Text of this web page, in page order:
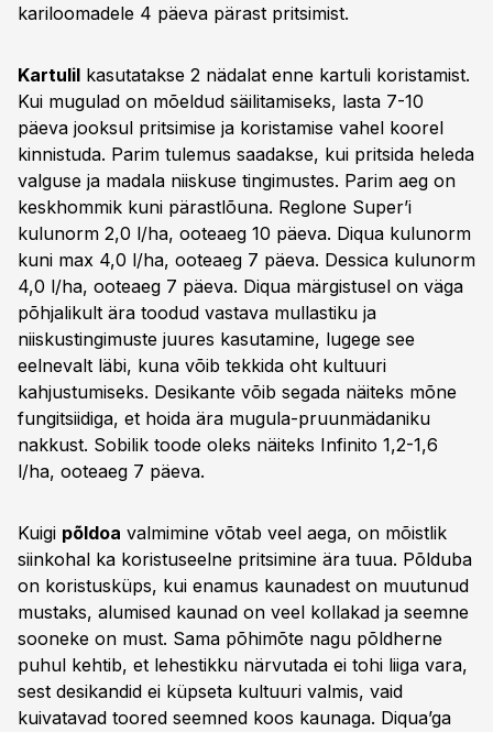
kariloomadele 4 päeva pärast pritsimist.
Kartulil kasutatakse 2 nädalat enne kartuli koristamist.
Kui mugulad on mõeldud säilitamiseks, lasta 7-10
päeva jooksul pritsimise ja koristamise vahel koorel
kinnistuda. Parim tulemus saadakse, kui pritsida heleda
valguse ja madala niiskuse tingimustes. Parim aeg on
keskhommik kuni pärastlõuna. Reglone Super’i
kulunorm 2,0 l/ha, ooteaeg 10 päeva. Diqua kulunorm
kuni max 4,0 l/ha, ooteaeg 7 päeva. Dessica kulunorm
4,0 l/ha, ooteaeg 7 päeva. Diqua märgistusel on väga
põhjalikult ära toodud vastava mullastiku ja
niiskustingimuste juures kasutamine, lugege see
eelnevalt läbi, kuna võib tekkida oht kultuuri
kahjustumiseks. Desikante võib segada näiteks mõne
fungitsiidiga, et hoida ära mugula-pruunmädaniku
nakkust. Sobilik toode oleks näiteks Infinito 1,2-1,6
l/ha, ooteaeg 7 päeva.
Kuigi põldoa valmimine võtab veel aega, on mõistlik
siinkohal ka koristuseelne pritsimine ära tuua. Põlduba
on koristusküps, kui enamus kaunadest on muutunud
mustaks, alumised kaunad on veel kollakad ja seemne
sooneke on must. Sama põhimõte nagu põldherne
puhul kehtib, et lehestikku närvutada ei tohi liiga vara,
sest desikandid ei küpseta kultuuri valmis, vaid
kuivatavad toored seemned koos kaunaga. Diqua’ga